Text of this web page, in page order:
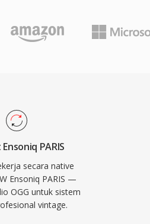
PARIS
secara native
Ensoniq PARIS —
OGG untuk sistem
vintage.